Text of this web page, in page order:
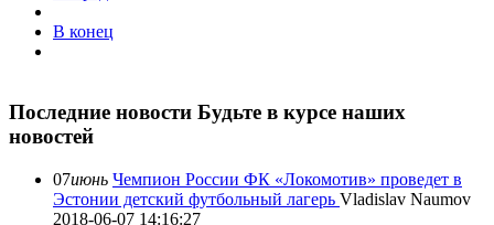
В конец
Последние новости Будьте в курсе наших
новостей
07июнь Чемпион России ФК «Локомотив» проведет в
Эстонии детский футбольный лагерь Vladislav Naumov
2018-06-07 14:16:27